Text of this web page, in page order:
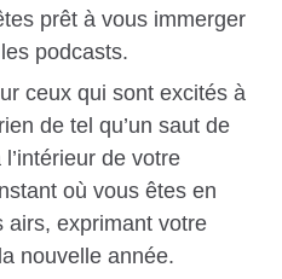
prêt à vous immerger
podcasts.
ceux qui sont excités à
de tel qu’un saut de
de votre
où vous êtes en
airs, exprimant votre
nouvelle année.